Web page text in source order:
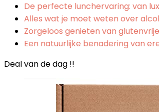
De perfecte lunchervaring: van
Alles wat je moet weten over
Zorgeloos genieten van
Een natuurlijke benadering van
Deal van de dag !!